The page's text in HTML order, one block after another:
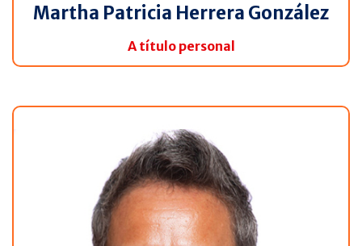
Martha Patricia Herrera González
A título personal